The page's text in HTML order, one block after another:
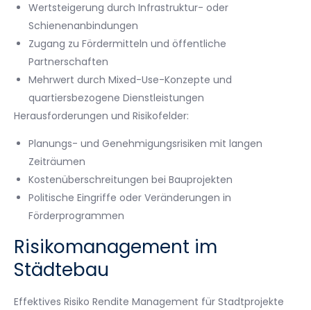
Wertsteigerung durch Infrastruktur- oder
Schienenanbindungen
Zugang zu Fördermitteln und öffentliche
Partnerschaften
Mehrwert durch Mixed-Use-Konzepte und
quartiersbezogene Dienstleistungen
Herausforderungen und Risikofelder:
Planungs- und Genehmigungsrisiken mit langen
Zeiträumen
Kostenüberschreitungen bei Bauprojekten
Politische Eingriffe oder Veränderungen in
Förderprogrammen
Risikomanagement im
Städtebau
Effektives Risiko Rendite Management für Stadtprojekte